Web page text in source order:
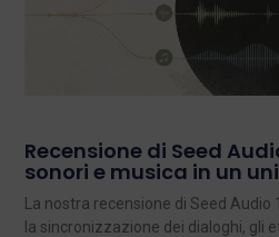
Recensione di Seed
sonori e musica in un
La nostra recensione di Seed
la sincronizzazione dei dialoghi, gli